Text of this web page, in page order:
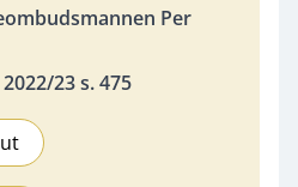
Per
2022/23 s. 475